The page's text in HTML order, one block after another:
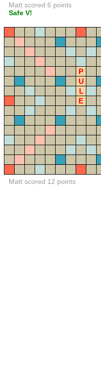
Matt scored 6 points
Safe V!
P
U
L
E
Matt scored 12 points